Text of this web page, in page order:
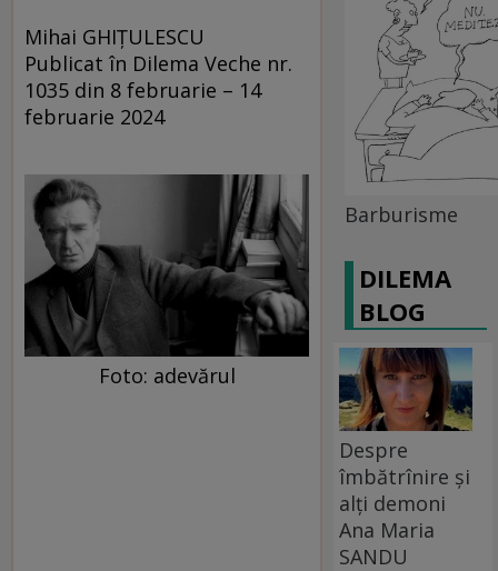
Mihai GHIȚULESCU
Publicat în Dilema Veche nr.
1035 din 8 februarie – 14
februarie 2024
Foto: adevărul
Barburisme
DILEMA
BLOG
Despre
îmbătrînire și
alți demoni
Ana Maria
SANDU